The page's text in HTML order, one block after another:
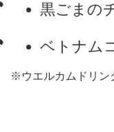
黒ごまの
ベトナム
※ウエルカムドリン